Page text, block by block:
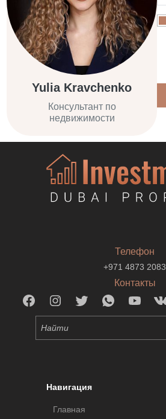
Yulia Kravchenko
Консультант по
недвижимости
Телефон
+971 4873 2083
Контакты
Навигация
Главная